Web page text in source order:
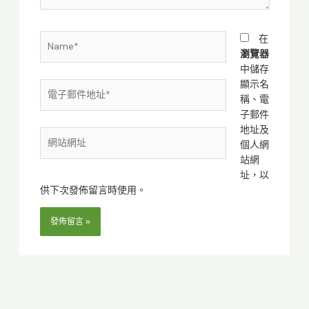
件
地
址
站
在
瀏覽器
中儲存
顯示名
稱、電
子郵件
地址及
個人網
站網
址，以
供下次發佈留言時使用。